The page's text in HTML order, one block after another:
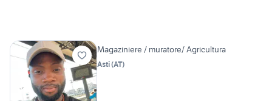
Magaziniere / muratore/ Agricultura
Asti(AT)